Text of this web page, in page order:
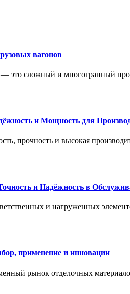
вагонов
это сложный и многогранный
и Мощность для
прочность и высокая
и Надёжность в
и нагруженных
применение и инновации
рынок отделочных